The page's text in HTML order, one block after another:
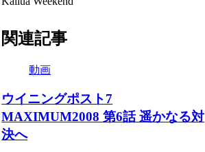
関連記事
動画
ウイニングポスト7
MAXIMUM2008 第6話 遥かなる対
決へ